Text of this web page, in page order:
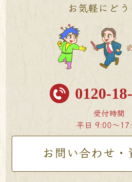
お気軽にどう
0120-
受付時間
平日 9:00〜
お問い合わせ・